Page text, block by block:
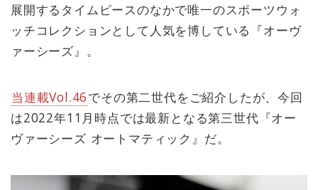
展開するタイムピースのなかで唯一のスポーツウォ
ッチコレクションとして人気を博している『オーヴ
ァーシーズ』。
当連載Vol.46でその第二世代をご紹介したが、今回
は2022年11月時点では最新となる第三世代『オー
ヴァーシーズ オートマティック』だ。